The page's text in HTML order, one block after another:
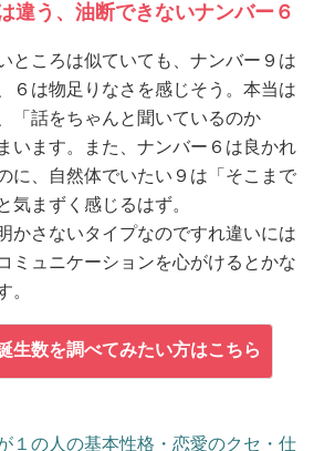
違う、油断できないナンバー６
ところは似ていても、ナンバー９は
６は物足りなさを感じそう。本当は
「話をちゃんと聞いているのか
います。また、ナンバー６は良かれ
に、自然体でいたい９は「そこまで
気まずく感じるはず。
かさないタイプなのですれ違いには
ミュニケーションを心がけるとかな
。
生数を調べてみたい方はこちら
１の人の基本性格・恋愛のクセ・仕